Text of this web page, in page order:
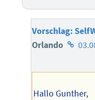
Vorschlag:
Orlando
Autors
Hallo Gunther,